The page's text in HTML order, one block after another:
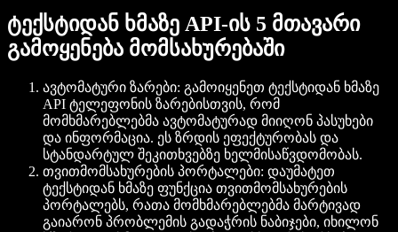
ტექსტიდან ხმაზე API-ის 5 მთავარი
გამოყენება მომსახურებაში
ავტომატური ზარები: გამოიყენეთ ტექსტიდან ხმაზე
API ტელეფონის ზარებისთვის, რომ
მომხმარებლებმა ავტომატურად მიიღონ პასუხები
და ინფორმაცია. ეს ზრდის ეფექტურობას და
სტანდარტულ შეკითხვებზე ხელმისაწვდომობას.
თვითმომსახურების პორტალები: დაუმატეთ
ტექსტიდან ხმაზე ფუნქცია თვითმომსახურების
პორტალებს, რათა მომხმარებლებმა მარტივად
გაიარონ პრობლემის გადაჭრის ნაბიჯები, იხილონ